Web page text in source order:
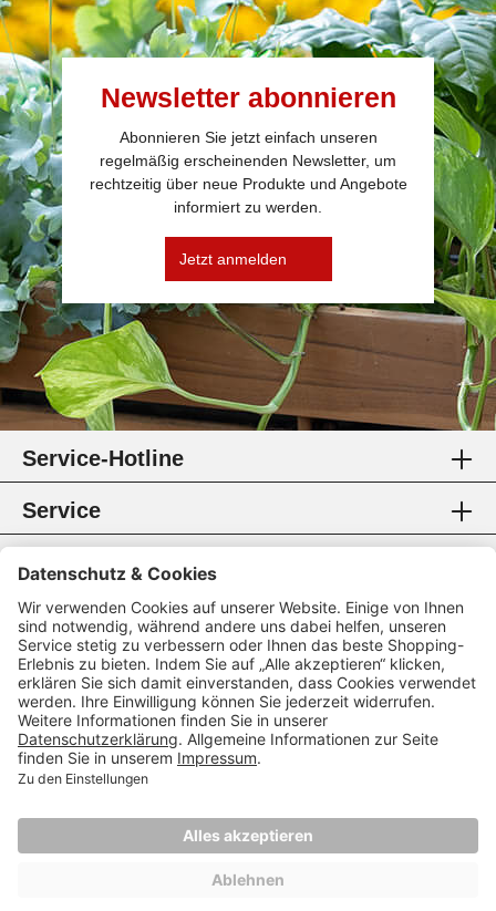
Newsletter abonnieren
Abonnieren Sie jetzt einfach unseren
regelmäßig erscheinenden Newsletter, um
rechtzeitig über neue Produkte und Angebote
informiert zu werden.
Jetzt anmelden
Service-Hotline
Service
Information
Rechtliches
Zahlungsmethoden
Zertifikate
Folgen Sie uns
* Alle Preise inkl. gesetzl. Mehrwertsteuer.